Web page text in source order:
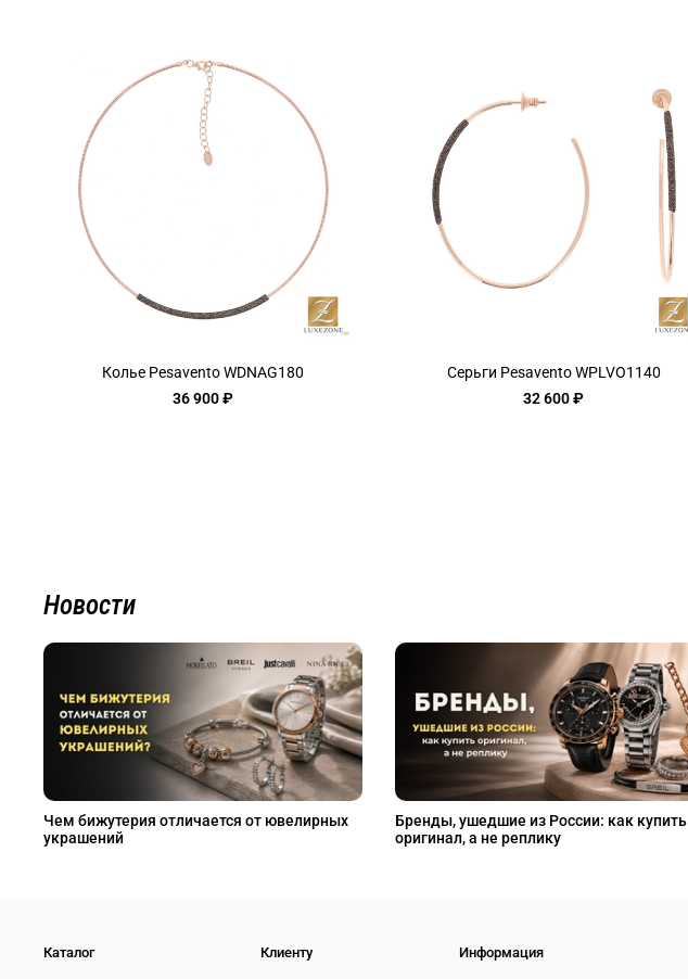
Колье Pesavento WDNAG180
36 900 ₽
Серьги Pesavento WPLVO1140
32 600 ₽
Новости
Чем бижутерия отличается от ювелирных
украшений
Бренды, ушедшие из России: как купить
оригинал, а не реплику
Каталог Клиенту Информация